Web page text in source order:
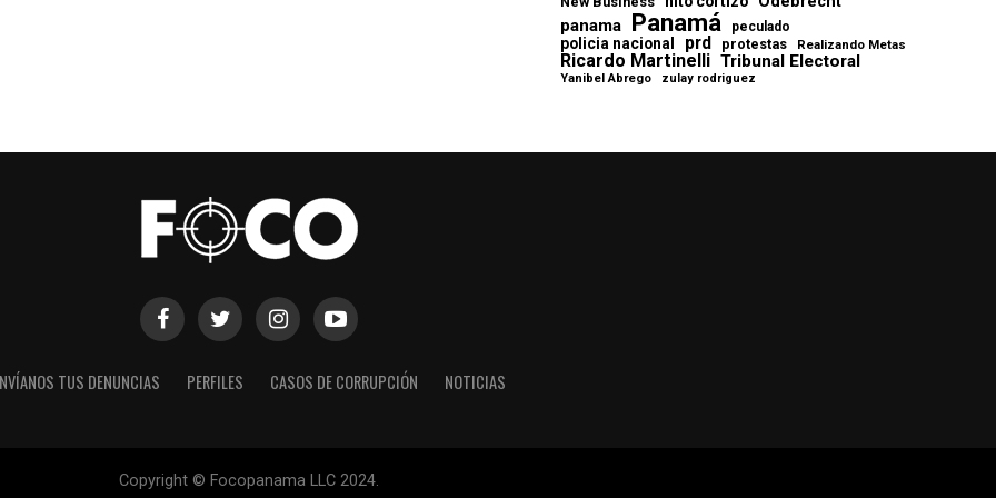
panama Panamá peculado
policia nacional prd protestas Realizando Metas
Ricardo Martinelli Tribunal Electoral
Yanibel Abrego zulay rodriguez
TUS DENUNCIAS PERFILES CASOS DE CORRUPCIÓN NOTICIAS
Copyright © Focopanama LLC 2024.